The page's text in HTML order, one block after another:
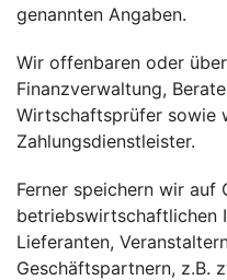
genannten Angaben.
Wir offenbaren oder
Finanzverwaltung,
Wirtschaftsprüfer sowie
Zahlungsdienstleister.
Ferner speichern wir auf
betriebswirtschaftlichen
Lieferanten,
Geschäftspartnern, z.B.